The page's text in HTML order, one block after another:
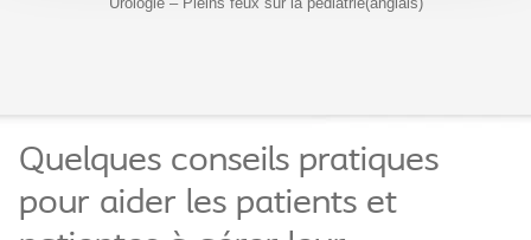
Quelques conseils pratiques
pour aider les patients et